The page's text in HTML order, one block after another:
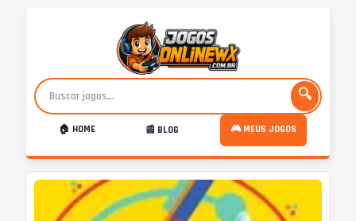
🔍
🏠 HOME 📰 BLOG 🎮 MEUS JOGOS